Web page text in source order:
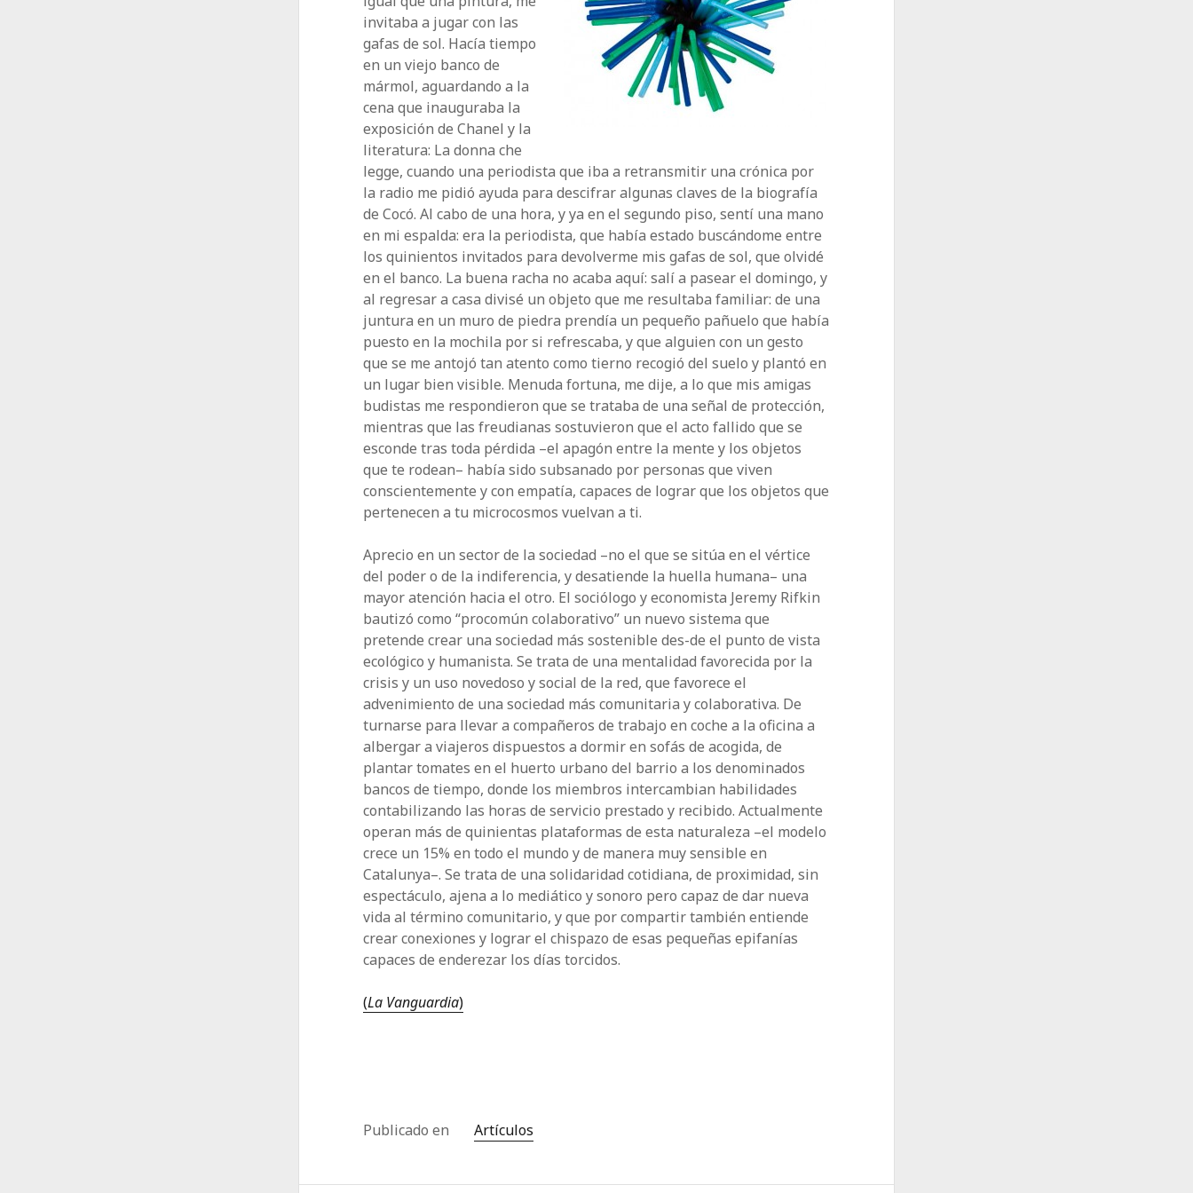
invitaba a jugar con las
gafas de sol. Hacía tiempo
en un viejo banco de
mármol, aguardando a la
cena que inauguraba la
exposición de Chanel y la
literatura: La donna che
legge, cuando una periodista que iba a retransmitir una crónica por
la radio me pidió ayuda para descifrar algunas claves de la biografía
de Cocó. Al cabo de una hora, y ya en el segundo piso, sentí una mano
en mi espalda: era la periodista, que había estado buscándome entre
los quinientos invitados para devolverme mis gafas de sol, que olvidé
en el banco. La buena racha no acaba aquí: salí a pasear el domingo, y
al regresar a casa divisé un objeto que me resultaba familiar: de una
juntura en un muro de piedra prendía un pequeño pañuelo que había
puesto en la mochila por si refrescaba, y que alguien con un gesto
que se me antojó tan atento como tierno recogió del suelo y plantó en
un lugar bien visible. Menuda fortuna, me dije, a lo que mis amigas
budistas me respondieron que se trataba de una señal de protección,
mientras que las freudianas sostuvieron que el acto fallido que se
esconde tras toda pérdida –el apagón entre la mente y los objetos
que te rodean– había sido subsanado por personas que viven
conscientemente y con empatía, capaces de lograr que los objetos que
pertenecen a tu microcosmos vuelvan a ti.
Aprecio en un sector de la sociedad –no el que se sitúa en el vértice
del poder o de la indiferencia, y desatiende la huella humana– una
mayor atención hacia el otro. El sociólogo y economista Jeremy Rifkin
bautizó como “procomún colaborativo” un nuevo sistema que
pretende crear una sociedad más sostenible des-de el punto de vista
ecológico y humanista. Se trata de una mentalidad favorecida por la
crisis y un uso novedoso y social de la red, que favorece el
advenimiento de una sociedad más comunitaria y colaborativa. De
turnarse para llevar a compañeros de trabajo en coche a la oficina a
albergar a viajeros dispuestos a dormir en sofás de acogida, de
plantar tomates en el huerto urbano del barrio a los denominados
bancos de tiempo, donde los miembros intercambian habilidades
contabilizando las horas de servicio prestado y recibido. Actualmente
operan más de quinientas plataformas de esta naturaleza –el modelo
crece un 15% en todo el mundo y de manera muy sensible en
Catalunya–. Se trata de una solidaridad cotidiana, de proximidad, sin
espectáculo, ajena a lo mediático y sonoro pero capaz de dar nueva
vida al término comunitario, y que por compartir también entiende
crear conexiones y lograr el chispazo de esas pequeñas epifanías
capaces de enderezar los días torcidos.
(La Vanguardia)
Publicado en Artículos